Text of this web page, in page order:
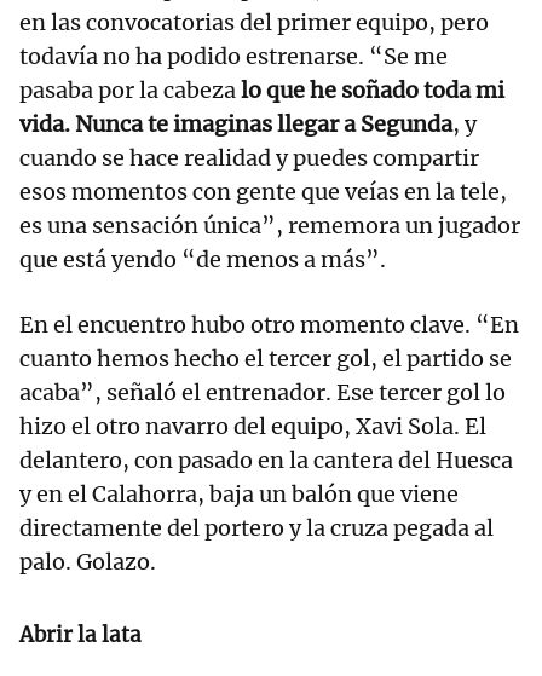
en las convocatorias del primer equipo, pero
todavía no ha podido estrenarse. “Se me
pasaba por la cabezalo que he soñado toda mi
vida. Nunca te imaginas llegar a Segunda, y
cuando se hace realidad y puedes compartir
esos momentos con gente que veías en la tele,
es una sensación única”, rememora un jugador
que está yendo “de menos a más”.
En el encuentro hubo otro momento clave. “En
cuanto hemos hecho el tercer gol, el partido se
acaba”, señaló el entrenador. Ese tercer gol lo
hizo el otro navarro del equipo, Xavi Sola. El
delantero, con pasado en la cantera del Huesca
y en el Calahorra, baja un balón que viene
directamente del portero y la cruza pegada al
palo. Golazo.
Abrir la lata